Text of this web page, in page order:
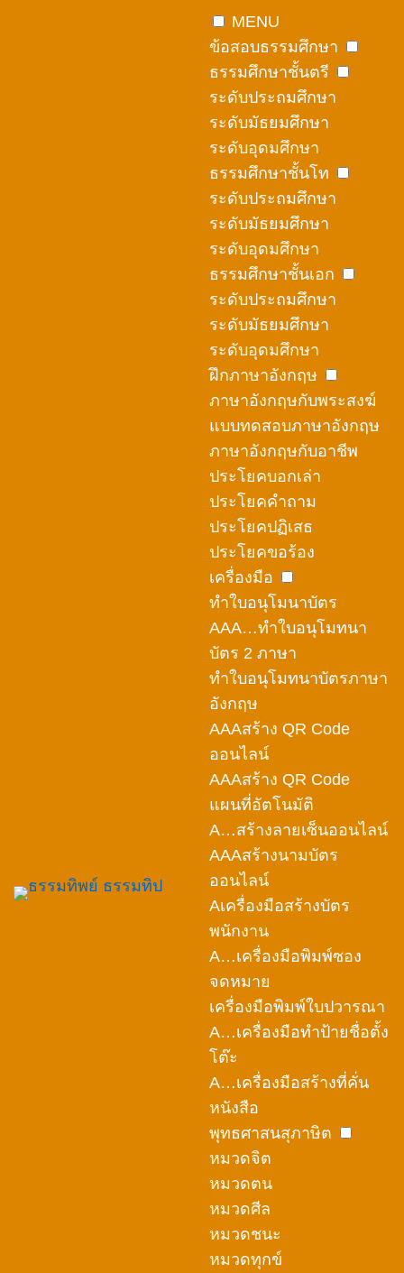
MENU
ข้อสอบธรรมศึกษา
ธรรมศึกษาชั้นตรี
ระดับประถมศึกษา
ระดับมัธยมศึกษา
ระดับอุดมศึกษา
ธรรมศึกษาชั้นโท
ระดับประถมศึกษา
ระดับมัธยมศึกษา
ระดับอุดมศึกษา
ธรรมศึกษาชั้นเอก
ระดับประถมศึกษา
ระดับมัธยมศึกษา
ระดับอุดมศึกษา
ฝึกภาษาอังกฤษ
ภาษาอังกฤษกับพระสงฆ์
แบบทดสอบภาษาอังกฤษ
ภาษาอังกฤษกับอาชีพ
ประโยคบอกเล่า
ประโยคคำถาม
ประโยคปฏิเสธ
ประโยคขอร้อง
เครื่องมือ
ทำใบอนุโมนาบัตร
AAA…ทำใบอนุโมทนา
บัตร 2 ภาษา
ทำใบอนุโมทนาบัตรภาษา
อังกฤษ
AAAสร้าง QR Code
ออนไลน์
AAAสร้าง QR Code
แผนที่อัตโนมัติ
A…สร้างลายเซ็นออนไลน์
AAAสร้างนามบัตร
ออนไลน์
Aเครื่องมือสร้างบัตร
พนักงาน
A…เครื่องมือพิมพ์ซอง
จดหมาย
เครื่องมือพิมพ์ใบปวารณา
A…เครื่องมือทำป้ายชื่อตั้ง
โต๊ะ
A…เครื่องมือสร้างที่คั่น
หนังสือ
พุทธศาสนสุภาษิต
หมวดจิต
หมวดตน
หมวดศีล
หมวดชนะ
หมวดทุกข์